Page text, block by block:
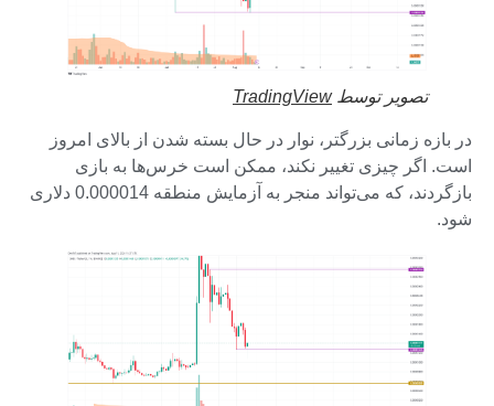
تصویر توسطTradingView
در بازه زمانی بزرگتر، نوار در حال بسته شدن از بالای امروز
است. اگر چیزی تغییر نکند، ممکن است خرس‌ها به بازی
بازگردند، که می‌تواند منجر به آزمایش منطقه 0.000014 دلاری
شود.